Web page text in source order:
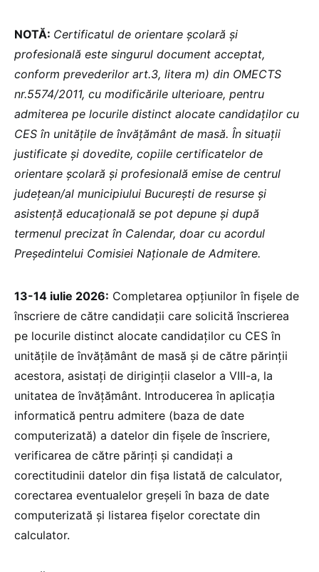
NOTĂ: Certificatul de orientare școlară și
profesională este singurul document acceptat,
conform prevederilor art.3, litera m) din OMECTS
nr.5574/2011, cu modificările ulterioare, pentru
admiterea pe locurile distinct alocate candidaților cu
CES în unitățile de învățământ de masă. În situații
justificate și dovedite, copiile certificatelor de
orientare școlară și profesională emise de centrul
județean/al municipiului Bucureşti de resurse şi
asistență educațională se pot depune și după
termenul precizat în Calendar, doar cu acordul
Preşedintelui Comisiei Naţionale de Admitere.
13-14 iulie 2026: Completarea opțiunilor în fișele de
înscriere de către candidații care solicită înscrierea
pe locurile distinct alocate candidaților cu CES în
unitățile de învățământ de masă și de către părinții
acestora, asistați de diriginții claselor a VIII-a, la
unitatea de învățământ. Introducerea în aplicația
informatică pentru admitere (baza de date
computerizată) a datelor din fișele de înscriere,
verificarea de către părinți și candidați a
corectitudinii datelor din fișa listată de calculator,
corectarea eventualelor greșeli în baza de date
computerizată și listarea fișelor corectate din
calculator.